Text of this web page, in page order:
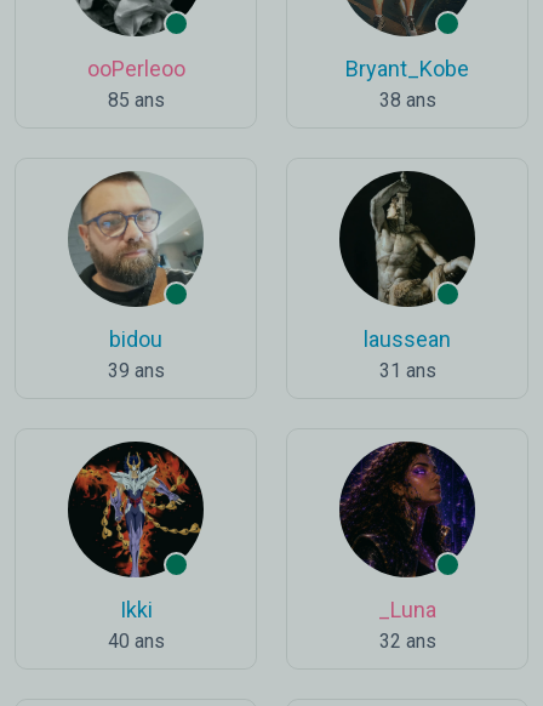
ooPerleoo
85 ans
Bryant_Kobe
38 ans
bidou
39 ans
laussean
31 ans
Ikki
40 ans
_Luna
32 ans